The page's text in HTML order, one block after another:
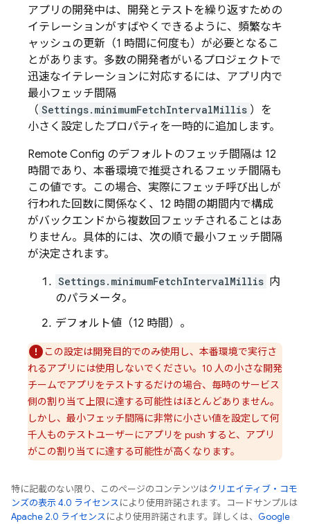
アプリの開発中は、開発とテストを繰り返すための
イテレーションがすばやくできるように、頻繁なキ
ャッシュの更新（1 時間に何度も）が必要となるこ
とがあります。多数の開発者がいるプロジェクトで
迅速なイテレーションに対応するには、アプリ内で
最小フェッチ間隔
（ Settings.minimumFetchIntervalMillis ）を
小さく設定したプロパティを一時的に追加します。
Remote Config のデフォルトのフェッチ間隔は 12
時間であり、本番環境で推奨されるフェッチ間隔も
この値です。この場合、実際にフェッチ呼び出しが
行われた回数に関係なく、12 時間の期間内で構成
がバックエンドから複数回フェッチされることはあ
りません。具体的には、次の順で最小フェッチ間隔
が決定されます。
Settings.minimumFetchIntervalMillis 内
のパラメータ。
デフォルト値（12 時間）。
この設定は開発目的でのみ使用し、本番環境で実行さ
れるアプリには使用しないでください。10 人の小さな開発
チームでアプリをテストするだけの場合、毎時のサービス
側の割り当て上限に達する可能性はほとんどありません。
しかし、最小フェッチ間隔に非常に小さい値を設定して何
千人ものテストユーザーにアプリを push すると、アプリ
がこの割り当てに達する可能性が高くなります。
特に記載のない限り、このページのコンテンツはクリエイティブ・コモ
ンズの表示 4.0 ライセンスにより使用許諾されます。コードサンプルは
Apache 2.0 ライセンスにより使用許諾されます。詳しくは、 Google